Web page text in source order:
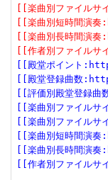
[[楽曲別ファイ
[[楽曲別短時間
[[楽曲別長時間
[[作者別ファイル
[[殿堂ポイント
[[殿堂登録曲数
[[評価別殿堂登
[[楽曲別ファイル
[[楽曲別ファイル
[[楽曲別短時間
[[楽曲別長時間
[[作者別ファイル